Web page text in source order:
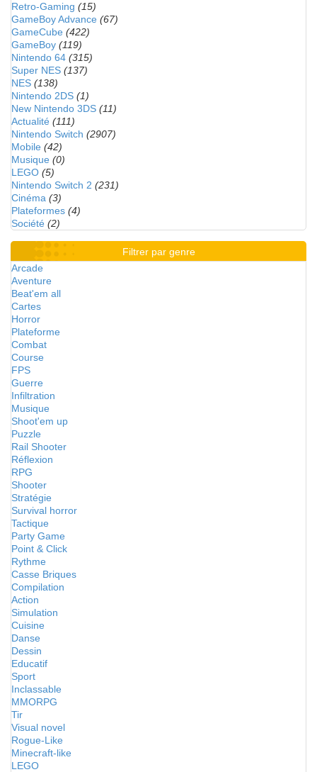
Retro-Gaming (15)
GameBoy Advance (67)
GameCube (422)
GameBoy (119)
Nintendo 64 (315)
Super NES (137)
NES (138)
Nintendo 2DS (1)
New Nintendo 3DS (11)
Actualité (111)
Nintendo Switch (2907)
Mobile (42)
Musique (0)
LEGO (5)
Nintendo Switch 2 (231)
Cinéma (3)
Plateformes (4)
Société (2)
Filtrer par genre
Arcade
Aventure
Beat'em all
Cartes
Horror
Plateforme
Combat
Course
FPS
Guerre
Infiltration
Musique
Shoot'em up
Puzzle
Rail Shooter
Réflexion
RPG
Shooter
Stratégie
Survival horror
Tactique
Party Game
Point & Click
Rythme
Casse Briques
Compilation
Action
Simulation
Cuisine
Danse
Dessin
Educatif
Sport
Inclassable
MMORPG
Tir
Visual novel
Rogue-Like
Minecraft-like
LEGO